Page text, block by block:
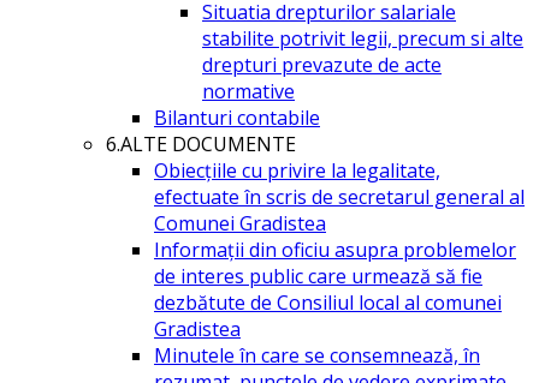
Situatia drepturilor salariale
stabilite potrivit legii, precum si alte
drepturi prevazute de acte
normative
Bilanturi contabile
6.ALTE DOCUMENTE
Obiecțiile cu privire la legalitate,
efectuate în scris de secretarul general al
Comunei Gradistea
Informații din oficiu asupra problemelor
de interes public care urmează să fie
dezbătute de Consiliul local al comunei
Gradistea
Minutele în care se consemnează, în